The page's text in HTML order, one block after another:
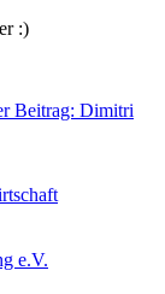
:)
Beitrag: Dimitri
e.V.